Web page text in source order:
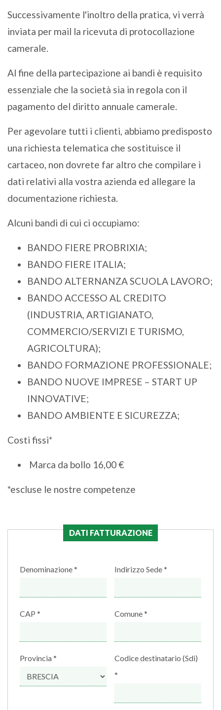
Successivamente l'inoltro della pratica, vi verrà
inviata per mail la ricevuta di protocollazione
camerale.
Al fine della partecipazione ai bandi è requisito
essenziale che la società sia in regola con il
pagamento del diritto annuale camerale.
Per agevolare tutti i clienti, abbiamo predisposto
una richiesta telematica che sostituisce il
cartaceo, non dovrete far altro che compilare i
dati relativi alla vostra azienda ed allegare la
documentazione richiesta.
Alcuni bandi di cui ci occupiamo:
BANDO FIERE PROBRIXIA;
BANDO FIERE ITALIA;
BANDO ALTERNANZA SCUOLA LAVORO;
BANDO ACCESSO AL CREDITO
(INDUSTRIA, ARTIGIANATO,
COMMERCIO/SERVIZI E TURISMO,
AGRICOLTURA);
BANDO FORMAZIONE PROFESSIONALE;
BANDO NUOVE IMPRESE – START UP
INNOVATIVE;
BANDO AMBIENTE E SICUREZZA;
Costi fissi*
Marca da bollo 16,00 €
*escluse le nostre competenze
DATI FATTURAZIONE
Denominazione Indirizzo Sede
CAP Comune
Provincia Codice destinatario (Sdi)